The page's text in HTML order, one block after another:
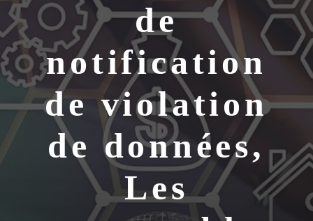
de
notification
de violation
de données,
Les